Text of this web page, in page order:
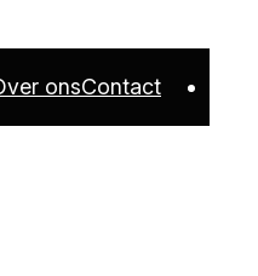
onsContact